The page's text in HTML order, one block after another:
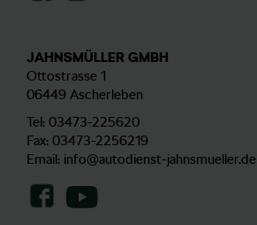
JAHNSMÜLLER GMBH
Ottostrasse 1
06449 Ascherleben
Tel: 03473-225620
Fax: 03473-2256219
Email: info@autodienst-jahnsmueller.de